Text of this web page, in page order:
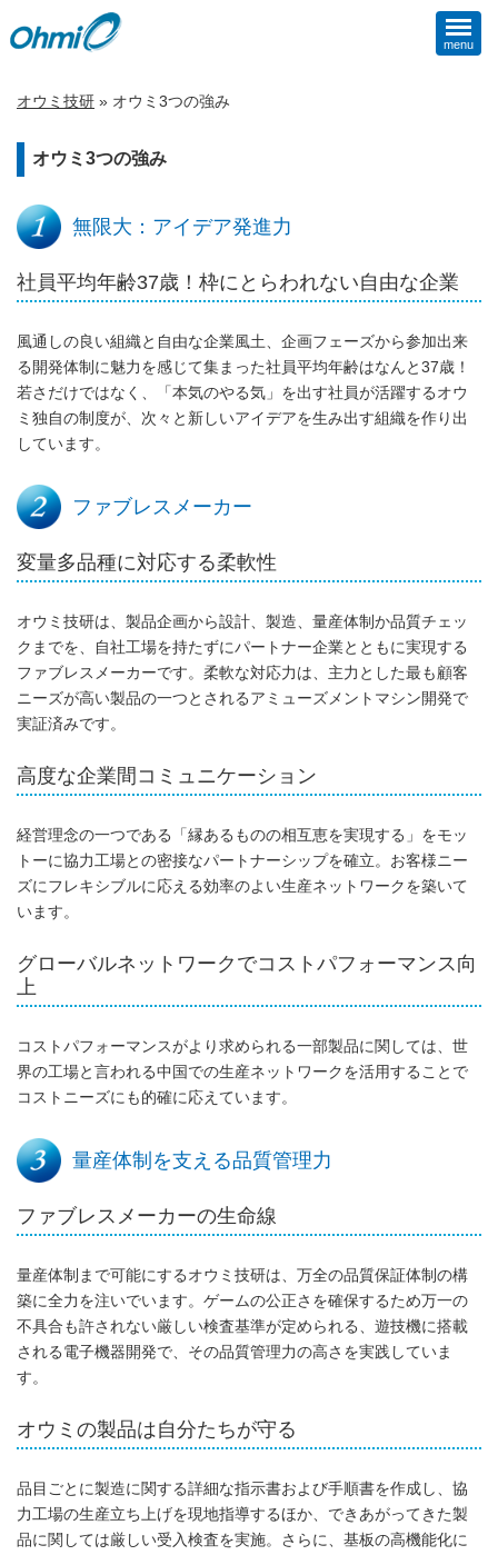
menu
オウミ技研 » オウミ3つの強み
オウミ3つの強み
無限大：アイデア発進力
社員平均年齢37歳！枠にとらわれない自由な企業
風通しの良い組織と自由な企業風土、企画フェーズから参加出来
る開発体制に魅力を感じて集まった社員平均年齢はなんと37歳！
若さだけではなく、「本気のやる気」を出す社員が活躍するオウ
ミ独自の制度が、次々と新しいアイデアを生み出す組織を作り出
しています。
ファブレスメーカー
変量多品種に対応する柔軟性
オウミ技研は、製品企画から設計、製造、量産体制か品質チェッ
クまでを、自社工場を持たずにパートナー企業とともに実現する
ファブレスメーカーです。柔軟な対応力は、主力とした最も顧客
ニーズが高い製品の一つとされるアミューズメントマシン開発で
実証済みです。
高度な企業間コミュニケーション
経営理念の一つである「縁あるものの相互恵を実現する」をモッ
トーに協力工場との密接なパートナーシップを確立。お客様ニー
ズにフレキシブルに応える効率のよい生産ネットワークを築いて
います。
グローバルネットワークでコストパフォーマンス向
上
コストパフォーマンスがより求められる一部製品に関しては、世
界の工場と言われる中国での生産ネットワークを活用することで
コストニーズにも的確に応えています。
量産体制を支える品質管理力
ファブレスメーカーの生命線
量産体制まで可能にするオウミ技研は、万全の品質保証体制の構
築に全力を注いでいます。ゲームの公正さを確保するため万一の
不具合も許されない厳しい検査基準が定められる、遊技機に搭載
される電子機器開発で、その品質管理力の高さを実践していま
す。
オウミの製品は自分たちが守る
品目ごとに製造に関する詳細な指示書および手順書を作成し、協
力工場の生産立ち上げを現地指導するほか、できあがってきた製
品に関しては厳しい受入検査を実施。さらに、基板の高機能化に